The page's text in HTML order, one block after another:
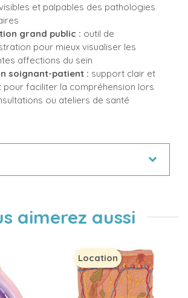
et palpables des pathologies
grand public : outil de
pour mieux visualiser les
affections du sein
soignant-patient : support clair et
pour faciliter la compréhension lors
ou ateliers de santé
aimerez aussi
Location